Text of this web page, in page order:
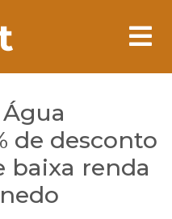
de desconto
baixa renda